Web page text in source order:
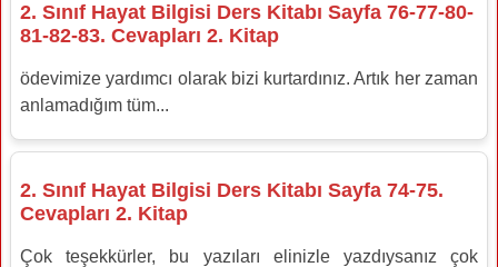
2. Sınıf Hayat Bilgisi Ders Kitabı Sayfa 76-77-80-
81-82-83. Cevapları 2. Kitap
ödevimize yardımcı olarak bizi kurtardınız. Artık her zaman
anlamadığım tüm...
2. Sınıf Hayat Bilgisi Ders Kitabı Sayfa 74-75.
Cevapları 2. Kitap
Çok teşekkürler, bu yazıları elinizle yazdıysanız çok